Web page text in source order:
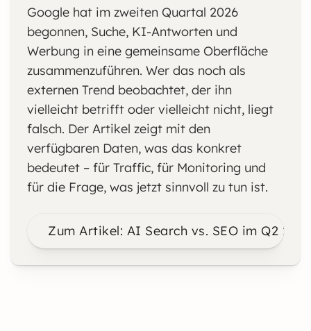
Google hat im zweiten Quartal 2026
begonnen, Suche, KI-Antworten und
Werbung in eine gemeinsame Oberfläche
zusammenzuführen. Wer das noch als
externen Trend beobachtet, der ihn
vielleicht betrifft oder vielleicht nicht, liegt
falsch. Der Artikel zeigt mit den
verfügbaren Daten, was das konkret
bedeutet – für Traffic, für Monitoring und
für die Frage, was jetzt sinnvoll zu tun ist.
Zum Artikel: AI Search vs. SEO im Q2